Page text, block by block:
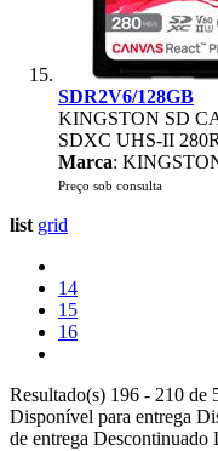
SDR2V6/128GB
KINGSTON SD
SDXC UHS-II
Marca:
Preço sob consulta
list grid
14
15
16
Resultado(s) 196 - 210 de
Disponível para entrega
de entrega Descontinuado